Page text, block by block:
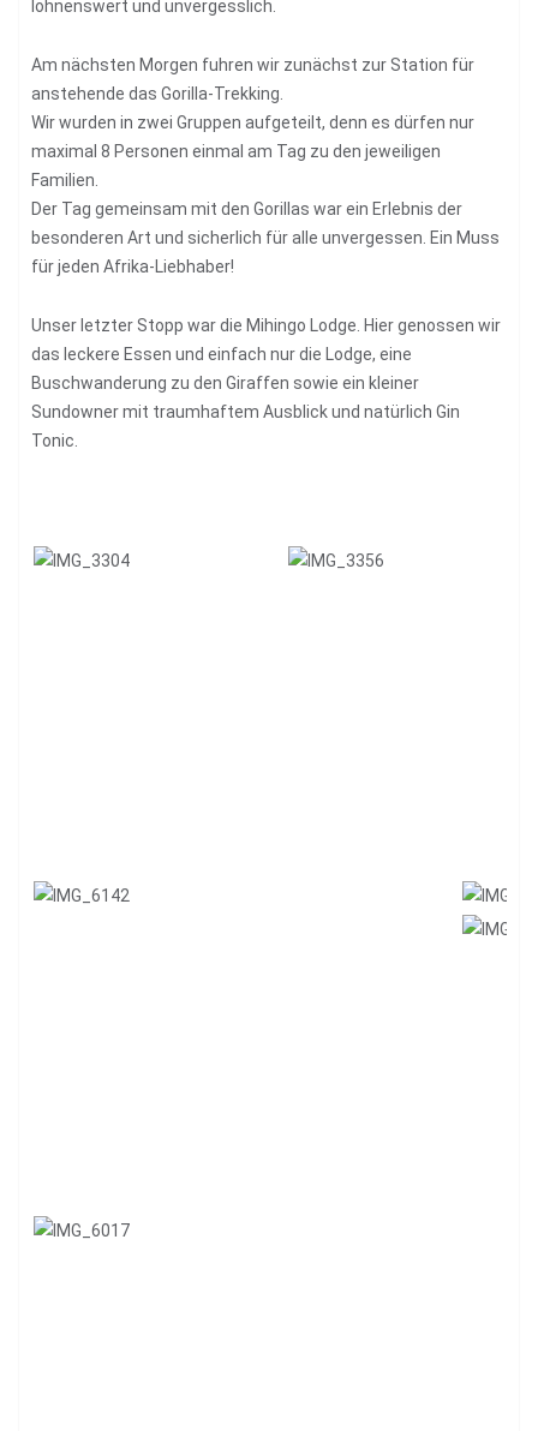
lohnenswert und unvergesslich.
Am nächsten Morgen fuhren wir zunächst zur Station für
anstehende das Gorilla-Trekking.
Wir wurden in zwei Gruppen aufgeteilt, denn es dürfen nur
maximal 8 Personen einmal am Tag zu den jeweiligen
Familien.
Der Tag gemeinsam mit den Gorillas war ein Erlebnis der
besonderen Art und sicherlich für alle unvergessen. Ein Muss
für jeden Afrika-Liebhaber!
Unser letzter Stopp war die Mihingo Lodge. Hier genossen wir
das leckere Essen und einfach nur die Lodge, eine
Buschwanderung zu den Giraffen sowie ein kleiner
Sundowner mit traumhaftem Ausblick und natürlich Gin
Tonic.